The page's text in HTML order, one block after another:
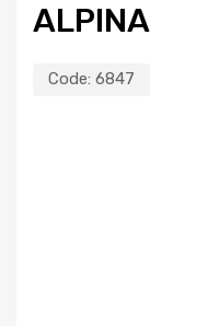
ALPINA
Code: 6847